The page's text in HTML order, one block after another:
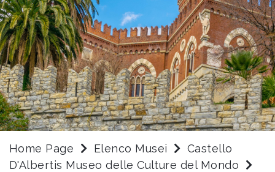
Home Page Elenco Musei
Castello
D'Albertis Museo delle Culture del Mondo